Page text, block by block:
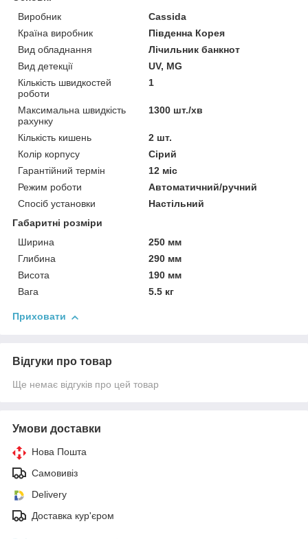
Виробник
Cassida
Країна виробник
Південна Корея
Вид обладнання
Лічильник банкнот
Вид детекції
UV, MG
Кількість швидкостей
роботи
1
Максимальна швидкість
рахунку
1300 шт./хв
Кількість кишень
2 шт.
Колір корпусу
Сірий
Гарантійний термін
12 міс
Режим роботи
Автоматичний/ручний
Спосіб установки
Настільний
Габаритні розміри
Ширина
250 мм
Глибина
290 мм
Висота
190 мм
Вага
5.5 кг
Приховати
Відгуки про товар
Ще немає відгуків про цей товар
Умови доставки
Нова Пошта
Самовивіз
Delivery
Доставка кур'єром